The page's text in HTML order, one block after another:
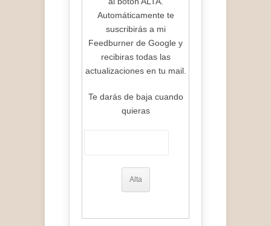
Automáticamente te
suscribirás a mi
Feedburner de Google y
recibiras todas las
actualizaciones en tu mail.
Te darás de baja cuando
quieras